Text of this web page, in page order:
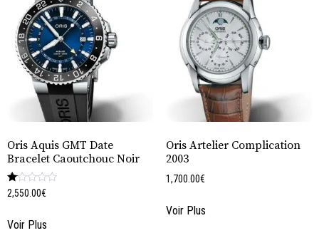
Oris Aquis GMT Date
Bracelet Caoutchouc Noir
Note
1.00
5
2,550.00€
Voir Plus
Oris Artelier Complication
2003
1,700.00€
Voir Plus